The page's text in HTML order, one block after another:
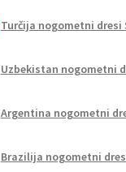
Turčija nogometni dresi
Uzbekistan nogometni
Argentina nogometni
Brazilija nogometni